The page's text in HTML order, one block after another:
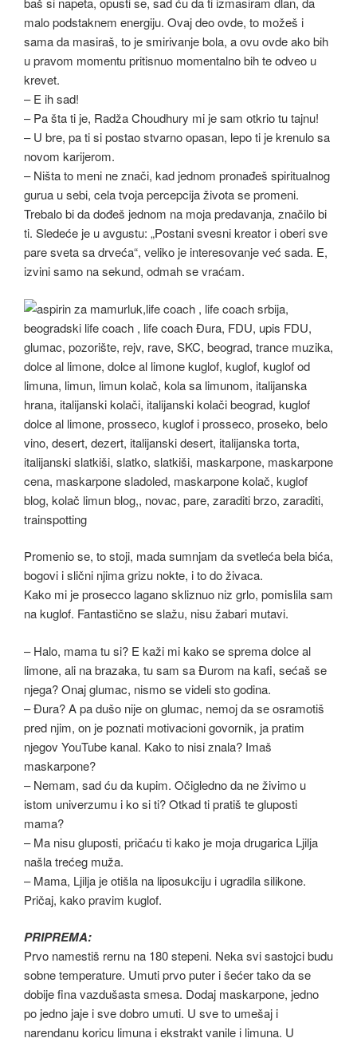
malo podstaknem energiju. Ovaj deo ovde, to možeš i
sama da masiraš, to je smirivanje bola, a ovu ovde ako bih
u pravom momentu pritisnuo momentalno bih te odveo u
krevet.
– E ih sad!
– Pa šta ti je, Radža Choudhury mi je sam otkrio tu tajnu!
– U bre, pa ti si postao stvarno opasan, lepo ti je krenulo sa
novom karijerom.
– Ništa to meni ne znači, kad jednom pronađeš spiritualnog
gurua u sebi, cela tvoja percepcija života se promeni.
Trebalo bi da dođeš jednom na moja predavanja, značilo bi
ti. Sledeće je u avgustu: „Postani svesni kreator i oberi sve
pare sveta sa drveća“, veliko je interesovanje već sada. E,
izvini samo na sekund, odmah se vraćam.
Promenio se, to stoji, mada sumnjam da svetleća bela bića,
bogovi i slični njima grizu nokte, i to do živaca.
Kako mi je prosecco lagano skliznuo niz grlo, pomislila sam
na kuglof. Fantastično se slažu, nisu žabari mutavi.
– Halo, mama tu si? E kaži mi kako se sprema dolce al
limone, ali na brazaka, tu sam sa Đurom na kafi, sećaš se
njega? Onaj glumac, nismo se videli sto godina.
– Đura? A pa dušo nije on glumac, nemoj da se osramotiš
pred njim, on je poznati motivacioni govornik, ja pratim
njegov YouTube kanal. Kako to nisi znala? Imaš
maskarpone?
– Nemam, sad ću da kupim. Očigledno da ne živimo u
istom univerzumu i ko si ti? Otkad ti pratiš te gluposti
mama?
– Ma nisu gluposti, pričaću ti kako je moja drugarica Ljilja
našla trećeg muža.
– Mama, Ljilja je otišla na liposukciju i ugradila silikone.
Pričaj, kako pravim kuglof.
PRIPREMA:
Prvo namestiš rernu na 180 stepeni. Neka svi sastojci budu
sobne temperature. Umuti prvo puter i šećer tako da se
dobije fina vazdušasta smesa. Dodaj maskarpone, jedno
po jedno jaje i sve dobro umuti. U sve to umešaj i
narendanu koricu limuna i ekstrakt vanile i limuna. U